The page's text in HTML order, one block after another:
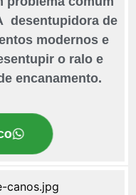
desentupidora de
modernos e
o ralo e
encanamento.